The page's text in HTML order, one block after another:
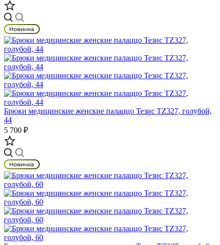
Брюки медицинские женские палаццо Тезис TZ327, голубой,
44
5 700 ₽